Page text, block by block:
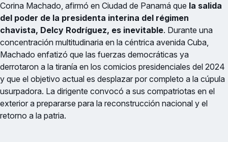
Corina Machado, afirmó en Ciudad de Panamá que la salida
del poder de la presidenta interina del régimen
chavista, Delcy Rodríguez, es inevitable. Durante una
concentración multitudinaria en la céntrica avenida Cuba,
Machado enfatizó que las fuerzas democráticas ya
derrotaron a la tiranía en los comicios presidenciales del 2024
y que el objetivo actual es desplazar por completo a la cúpula
usurpadora. La dirigente convocó a sus compatriotas en el
exterior a prepararse para la reconstrucción nacional y el
retorno a la patria.